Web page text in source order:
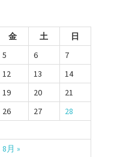
金 土 日
8月 »
5 6
7
12 13
14
19 20
21
26 27
28